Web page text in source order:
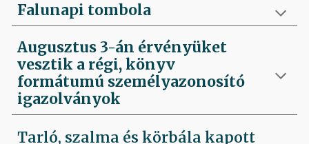
Falunapi tombola
Augusztus 3-án érvényüket
vesztik a régi, könyv
formátumú személyazonosító
igazolványok
Tarló, szalma és körbála kapott